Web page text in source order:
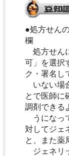
●処方せん
欄
処方せん
可」を選択
ク・署名し
いない場
とで医師に
調剤できる
うになっ
対してジェ
と、また薬
ジェネリ